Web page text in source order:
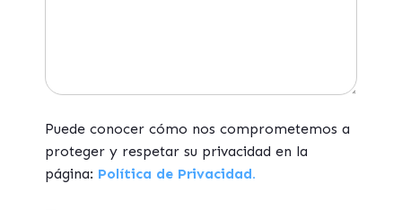
Puede conocer cómo nos comprometemos a
proteger y respetar su privacidad en la
página: Política de Privacidad.